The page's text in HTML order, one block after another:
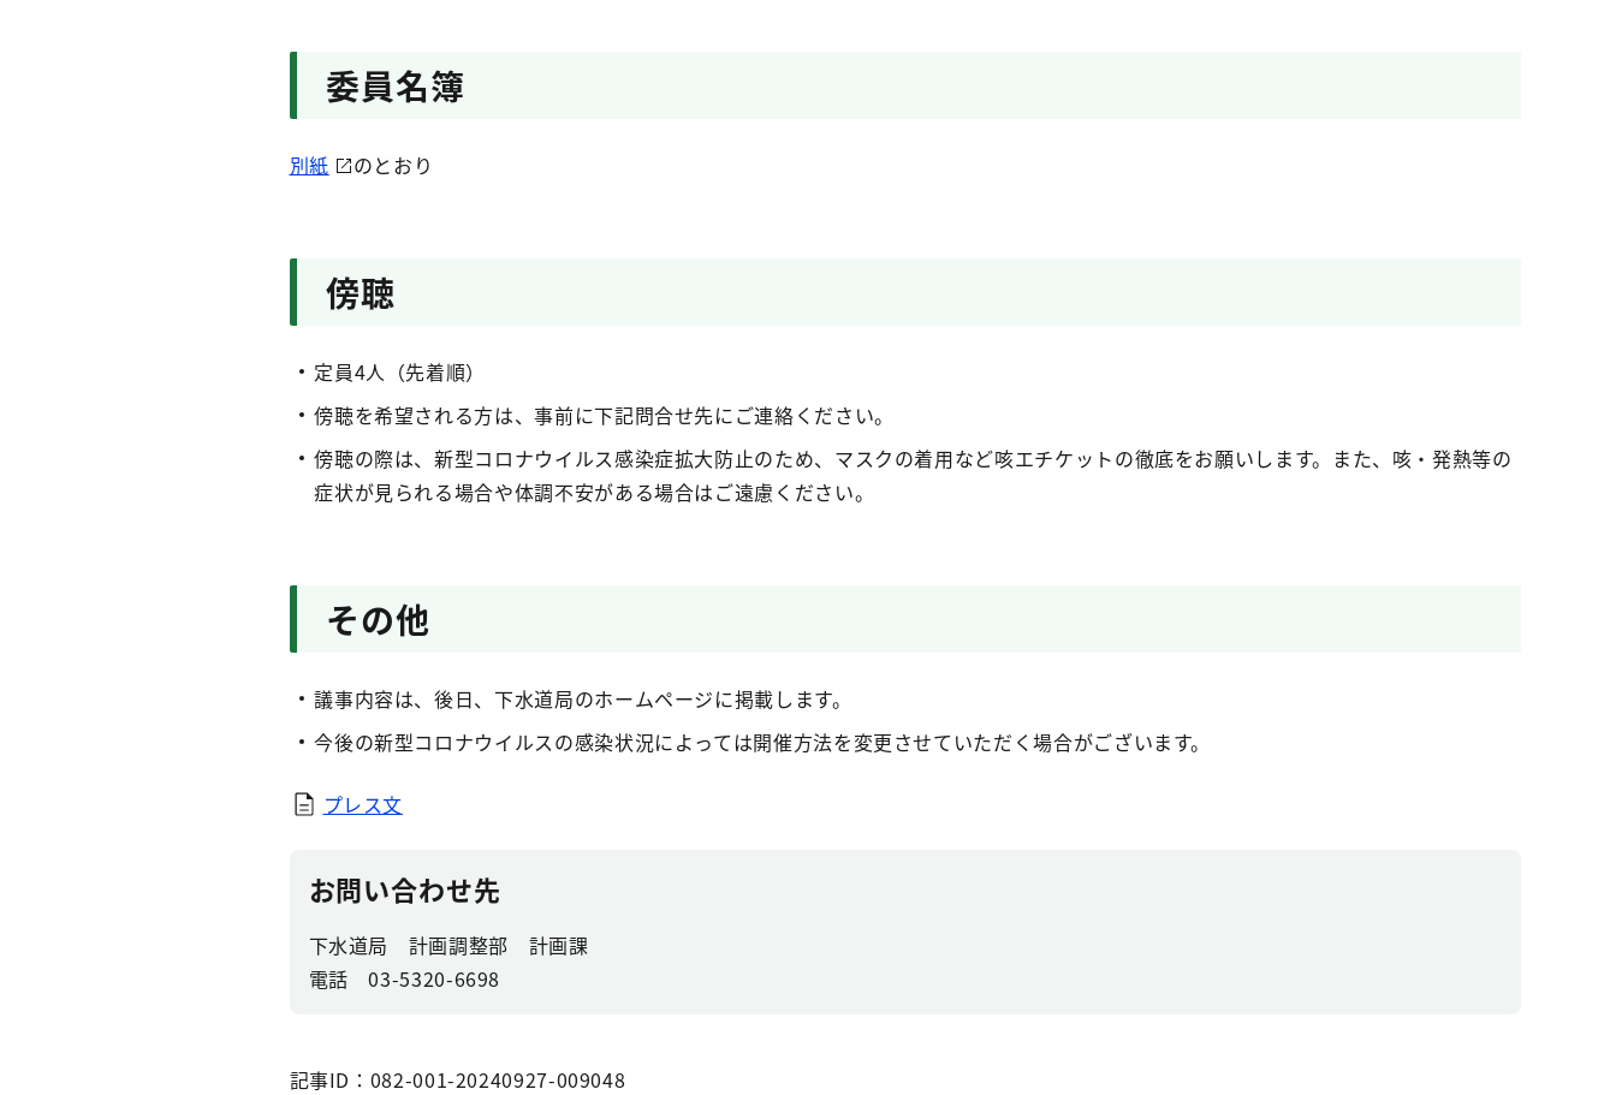
委員名簿
別紙 のとおり
傍聴
定員4人（先着順）
傍聴を希望される方は、事前に下記問合せ先にご連絡ください。
傍聴の際は、新型コロナウイルス感染症拡大防止のため、マスクの着用など咳エチケットの徹底をお願いします。また、咳・発熱等の
症状が見られる場合や体調不安がある場合はご遠慮ください。
その他
議事内容は、後日、下水道局のホームページに掲載します。
今後の新型コロナウイルスの感染状況によっては開催方法を変更させていただく場合がございます。
プレス文
お問い合わせ先
下水道局 計画調整部 計画課
電話 03-5320-6698
記事ID：082-001-20240927-009048